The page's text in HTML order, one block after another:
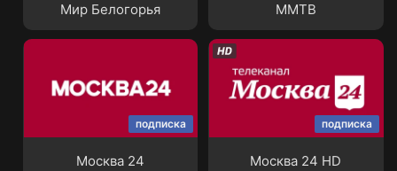
Мир Белогорья ММТВ
подписка
Москва 24
подписка
Москва 24 HD